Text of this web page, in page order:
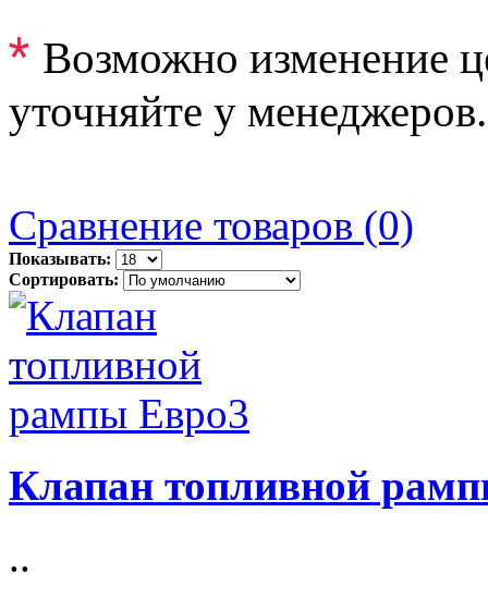
* Возможно изменение
уточняйте у менеджеров.
Сравнение товаров (0)
Показывать:
Сортировать:
Клапан топливной
..